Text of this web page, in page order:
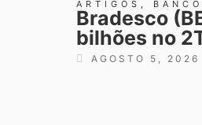
ARTIGOS ,
Bradesco
bilhões no
AGOSTO 5, 2026